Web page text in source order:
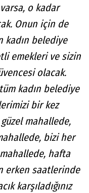
o kadar
Onun için de
kadın belediye
emekleri ve sizin
olacak.
kadın belediye
bir kez
mahallede,
bizi her
hafta
erken saatlerinde
karşıladığınız